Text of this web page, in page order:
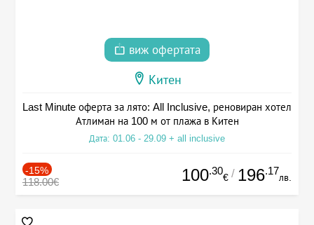
виж офертата
Китен
Last Minute оферта за лято: All Inclusive, реновиран хотел
Атлиман на 100 м от плажа в Китен
Дата: 01.06 - 29.09 + all inclusive
-15%
118.00€ 100.30
€ / 196.17
лв.